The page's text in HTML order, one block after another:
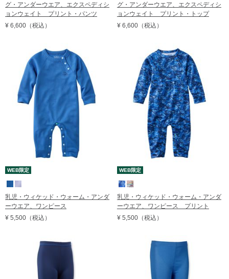
グ・アンダーウエア、エクスペディシ
ョンウェイト プリント・パンツ
¥ 6,600 （税込）
グ・アンダーウエア、エクスペディシ
ョンウェイト プリント・トップ
¥ 6,600（税込）
WEB限定
乳児・ウィケッド・ウォーム・アンダ
ーウエア、ワンピース
¥ 5,500 （税込）
WEB限定
乳児・ウィケッド・ウォーム・アンダ
ーウエア、ワンピース プリント
¥ 5,500（税込）